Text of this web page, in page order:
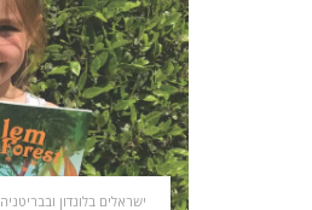
ישראלים בלונדון ובבריטניה